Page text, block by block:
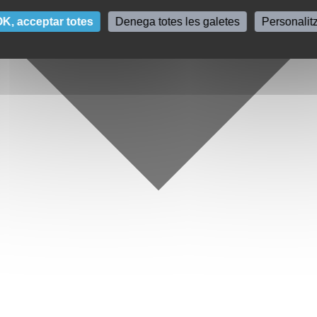
acceptar totes Denega totes les galetes